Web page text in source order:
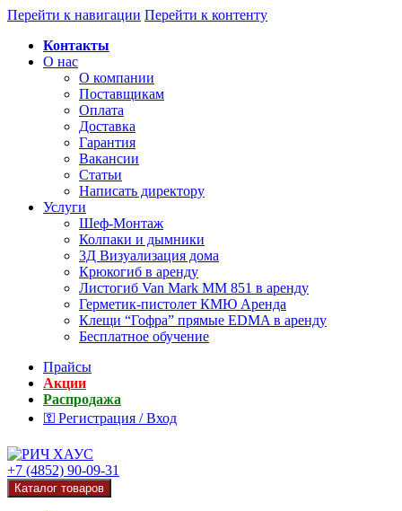
Перейти к навигации Перейти к контенту
Контакты
О нас
О компании
Поставщикам
Оплата
Доставка
Гарантия
Вакансии
Статьи
Написать директору
Услуги
Шеф-Монтаж
Колпаки и дымники
3Д Визуализация дома
Крюкогиб в аренду
Листогиб Van Mark MM 851 в аренду
Герметик-пистолет КМЮ Аренда
Клещи “Гофра” прямые EDMA в аренду
Бесплатное обучение
Прайсы
Акции
Распродажа
⚿ Регистрация / Вход
+7 (4852) 90-09-31
Каталог товаров